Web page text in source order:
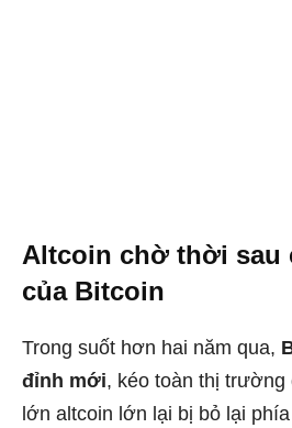
Altcoin chờ thời sau
của Bitcoin
Trong suốt hơn hai năm qua,
đỉnh mới, kéo toàn thị trường
lớn altcoin lớn lại bị bỏ lại